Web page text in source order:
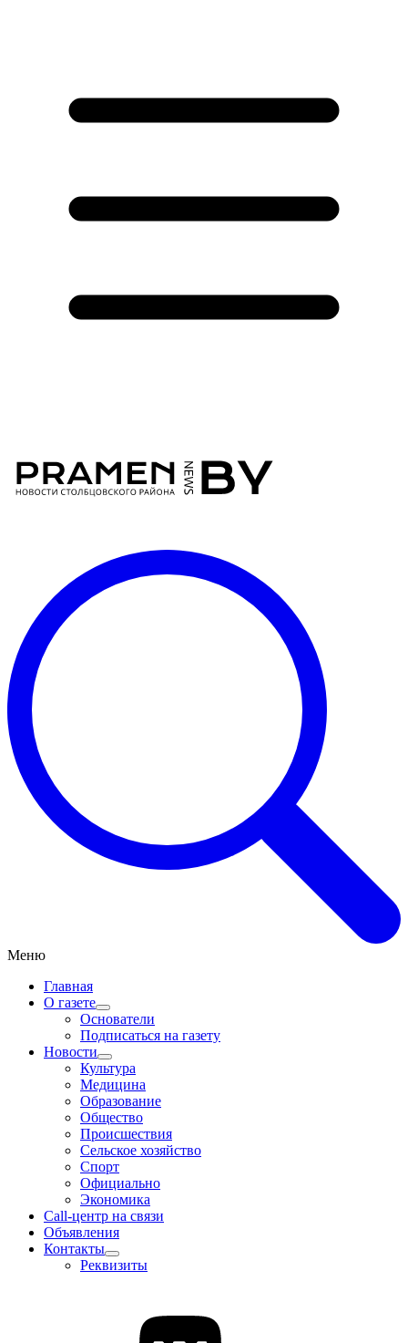
Меню
Главная
О газете
Основатели
Подписаться на газету
Новости
Культура
Медицина
Образование
Общество
Происшествия
Сельское хозяйство
Спорт
Официально
Экономика
Call-центр на связи
Объявления
Контакты
Реквизиты